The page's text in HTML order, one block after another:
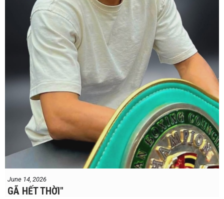
#Tonyweeks
June 14, 2026
GÃ HẾT THỜI"